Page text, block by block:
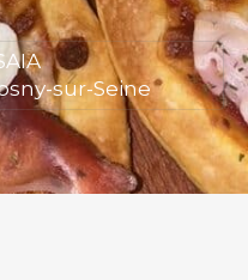
sur-Seine